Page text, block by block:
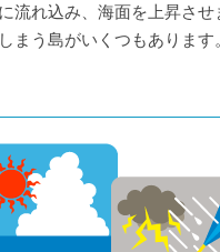
流れ込み、海面を上昇させ
まう島がいくつもあります